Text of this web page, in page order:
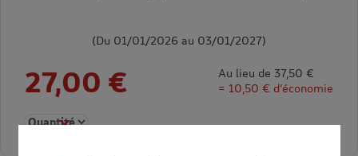
(Du 01/01/2026 au 03/01/2027)
27,00 €
Au lieu de 37,50 €
= 10,50 € d’économie
Sélectionner la quantité pour Belgique 2026 Du 01/01/26 au